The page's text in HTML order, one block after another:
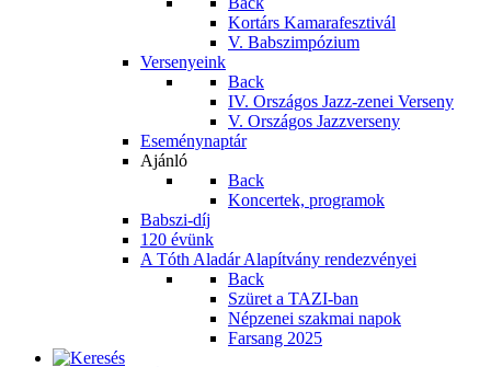
Kortárs Kamarafesztivál
V. Babszimpózium
Versenyeink
Back
IV. Országos Jazz-zenei Verseny
V. Országos Jazzverseny
Eseménynaptár
Ajánló
Back
Koncertek, programok
Babszi-díj
120 évünk
A Tóth Aladár Alapítvány rendezvényei
Back
Szüret a TAZI-ban
Népzenei szakmai napok
Farsang 2025